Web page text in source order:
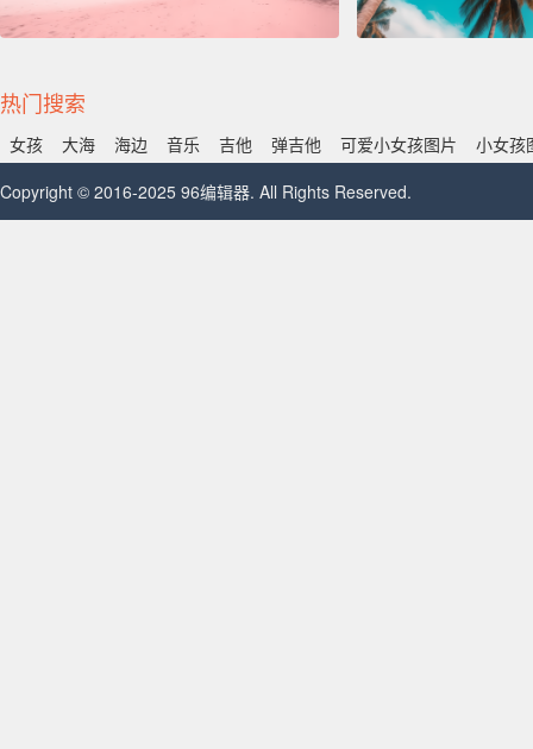
热门搜索
女孩 大海 海边 音乐 吉他 弹吉他 可爱小女孩图片
小女孩
Copyright © 2016-2025 96编辑器. All Rights Reserved.